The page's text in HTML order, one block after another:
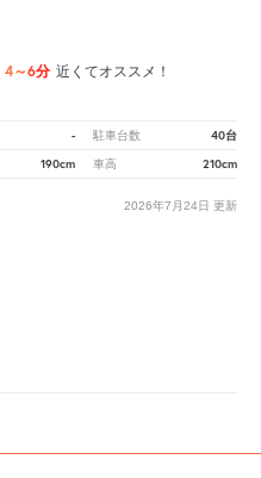
4～6分 近くてオススメ！
- 駐車台数 40台
190cm 車高 210cm
2026年7月24日 更新